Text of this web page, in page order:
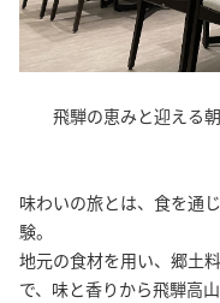
飛騨の恵みと迎える
味わいの旅とは、食を通
験。
地元の食材を用い、郷土
で、味と香りから飛騨高